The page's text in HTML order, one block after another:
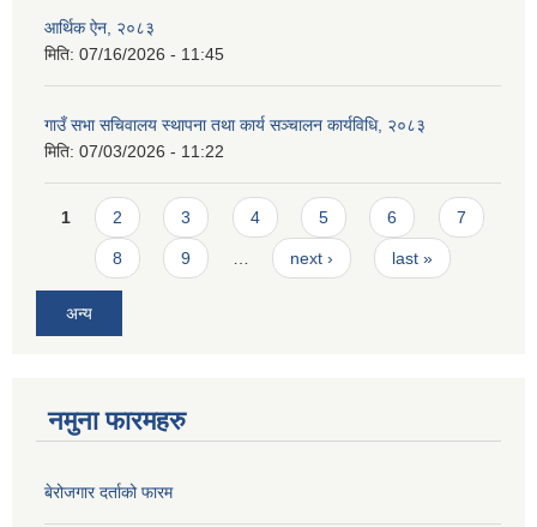
आर्थिक ऐन, २०८३
मिति: 07/16/2026 - 11:45
गाउँ सभा सचिवालय स्थापना तथा कार्य सञ्चालन कार्यविधि, २०८३
मिति: 07/03/2026 - 11:22
Pages
1 2 3 4 5 6 7
8 9 next › last »
अन्य
नमुना फारमहरु
बेरोजगार दर्ताको फारम